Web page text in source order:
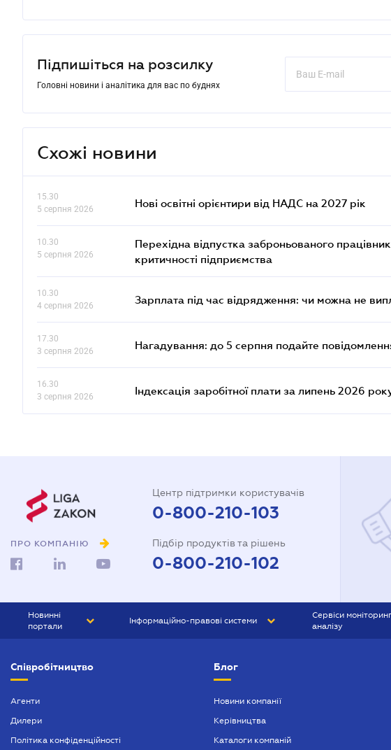
Підпишіться на розсилку
Головні новини і аналітика для вас по буднях
Схожі новини
15.30
5 серпня 2026
Нові освітні орієнтири від НАДС на 2027 рік
10.30
5 серпня 2026
Перехідна відпустка заброньованого
критичності підприємства
10.30
4 серпня 2026
Зарплата під час відрядження: чи можна не
17.30
3 серпня 2026
Нагадування: до 5 серпня подайте
16.30
3 серпня 2026
Індексація заробітної плати за липень 2026
ПРО КОМПАНІЮ
Центр підтримки користувачів
0-800-210-103
Підбір продуктів та рішень
0-800-210-102
Новинні
портали
БІЗНЕС
Інформаційно-правові системи
БУХГАЛТЕР ПРОФ
Сервіси
аналізу
Співробітництво
Агенти
Дилери
Політика конфіденційності
Блог
Новини компанії
Керівництва
Каталоги компаній